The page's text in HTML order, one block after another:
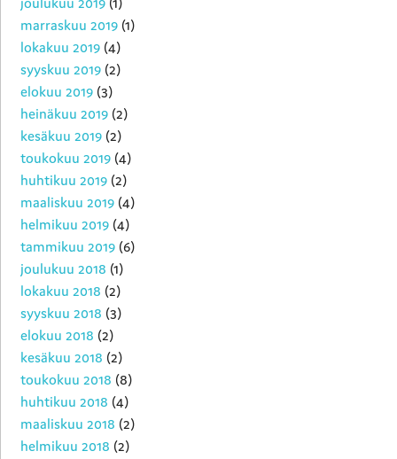
marraskuu 2019 (1)
lokakuu 2019 (4)
syyskuu 2019 (2)
elokuu 2019 (3)
heinäkuu 2019 (2)
kesäkuu 2019 (2)
toukokuu 2019 (4)
huhtikuu 2019 (2)
maaliskuu 2019 (4)
helmikuu 2019 (4)
tammikuu 2019 (6)
joulukuu 2018 (1)
lokakuu 2018 (2)
syyskuu 2018 (3)
elokuu 2018 (2)
kesäkuu 2018 (2)
toukokuu 2018 (8)
huhtikuu 2018 (4)
maaliskuu 2018 (2)
helmikuu 2018 (2)